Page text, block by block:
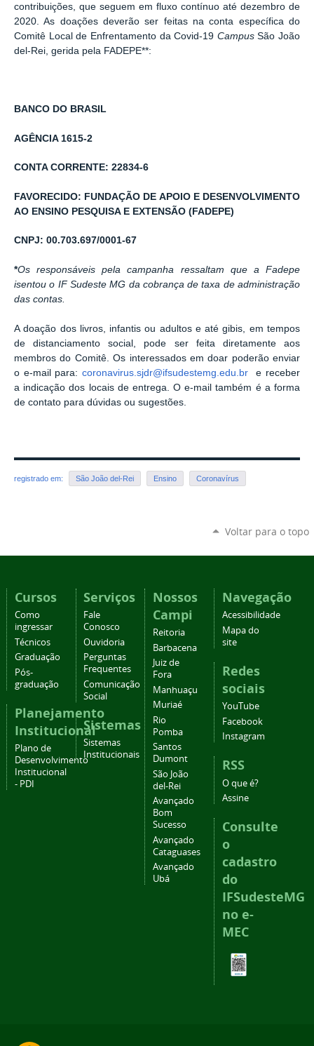
contribuições, que seguem em fluxo contínuo até dezembro de
2020. As doações deverão ser feitas na conta específica do
Comitê Local de Enfrentamento da Covid-19 CampusSão João
del-Rei, gerida pela FADEPE**:
BANCO DO BRASIL
AGÊNCIA 1615-2
CONTA CORRENTE: 22834-6
FAVORECIDO: FUNDAÇÃO DE APOIO E DESENVOLVIMENTO
AO ENSINO PESQUISA E EXTENSÃO (FADEPE)
CNPJ: 00.703.697/0001-67
*Os responsáveis pela campanha ressaltam que a Fadepe
isentou o IF Sudeste MG da cobrança de taxa de administração
das contas.
A doação dos livros, infantis ou adultos e até gibis, em tempos
de distanciamento social, pode ser feita diretamente aos
membros do Comitê. Os interessados em doar poderão enviar
o e-mail para: coronavirus.sjdr@ifsudestemg.edu.br e receber
a indicação dos locais de entrega. O e-mail também é a forma
de contato para dúvidas ou sugestões.
registrado em: São João del-Rei Ensino Coronavírus
Voltar para o topo
Cursos
Como
ingressar
Técnicos
Graduação
Pós-
graduação
Planejamento
Institucional
Plano de
Desenvolvimento
Institucional
- PDI
Serviços
Fale
Conosco
Ouvidoria
Perguntas
Frequentes
Comunicação
Social
Sistemas
Sistemas
Institucionais
Nossos
Campi
Reitoria
Barbacena
Juiz de
Fora
Manhuaçu
Muriaé
Rio
Pomba
Santos
Dumont
São João
del-Rei
Avançado
Bom
Sucesso
Avançado
Cataguases
Avançado
Ubá
Navegação
Acessibilidade
Mapa do
site
Redes
sociais
YouTube
Facebook
Instagram
RSS
O que é?
Assine
Consulte
o
cadastro
do
IFSudesteMG
no e-
MEC